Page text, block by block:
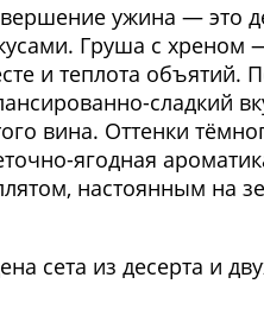
ужина — это
Груша с хреном
и теплота объятий.
сладкий
вина. Оттенки
ягодная
настоянным на
сета из десерта и